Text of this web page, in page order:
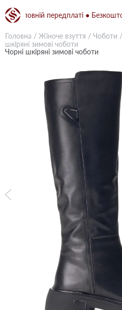
передплаті ●
Головна / Жіноче взуття / Чоботи /
шкіряні зимові чоботи
Чорні шкіряні зимові чоботи